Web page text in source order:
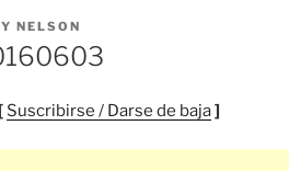
NELSON
Suscribirse / Darse de baja]